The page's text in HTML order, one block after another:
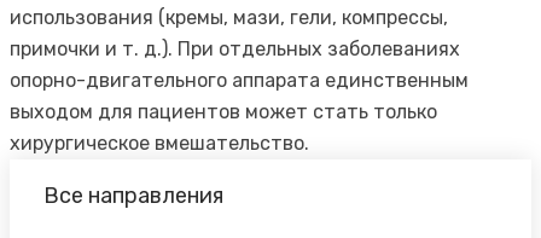
использования (кремы, мази, гели, компрессы,
примочки и т. д.). При отдельных заболеваниях
опорно-двигательного аппарата единственным
выходом для пациентов может стать только
хирургическое вмешательство.
Все направления